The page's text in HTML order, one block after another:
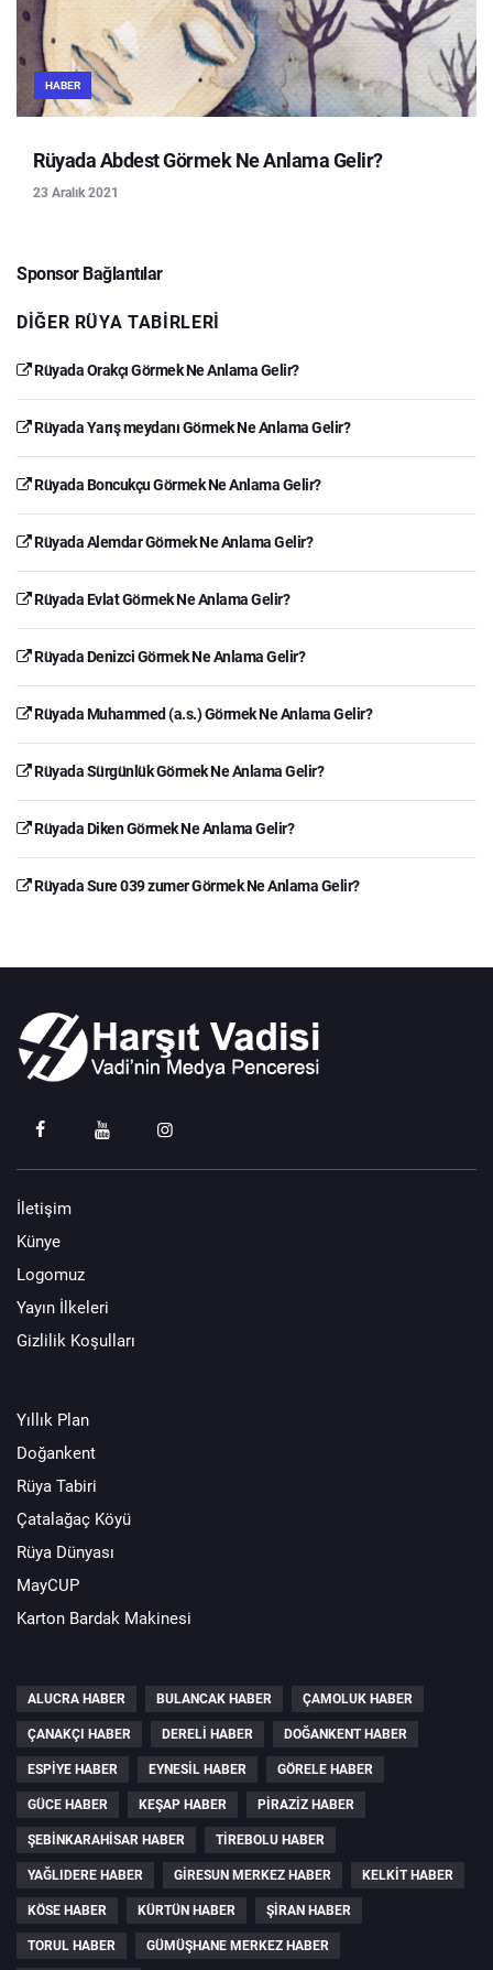
HABER
Rüyada Abdest Görmek Ne Anlama Gelir?
23 Aralık 2021
Sponsor Bağlantılar
DIĞER RÜYA TABIRLERI
Rüyada Orakçı Görmek Ne Anlama Gelir?
Rüyada Yarış meydanı Görmek Ne Anlama Gelir?
Rüyada Boncukçu Görmek Ne Anlama Gelir?
Rüyada Alemdar Görmek Ne Anlama Gelir?
Rüyada Evlat Görmek Ne Anlama Gelir?
Rüyada Denizci Görmek Ne Anlama Gelir?
Rüyada Muhammed (a.s.) Görmek Ne Anlama Gelir?
Rüyada Sürgünlük Görmek Ne Anlama Gelir?
Rüyada Diken Görmek Ne Anlama Gelir?
Rüyada Sure 039 zumer Görmek Ne Anlama Gelir?
İletişim
Künye
Logomuz
Yayın İlkeleri
Gizlilik Koşulları
Yıllık Plan
Doğankent
Rüya Tabiri
Çatalağaç Köyü
Rüya Dünyası
MayCUP
Karton Bardak Makinesi
ALUCRA HABER BULANCAK HABER ÇAMOLUK HABER
ÇANAKÇI HABER DERELI HABER DOĞANKENT HABER
ESPIYE HABER EYNESIL HABER GÖRELE HABER
GÜCE HABER KEŞAP HABER PIRAZIZ HABER
ŞEBINKARAHISAR HABER TIREBOLU HABER
YAĞLIDERE HABER GIRESUN MERKEZ HABER KELKIT HABER
KÖSE HABER KÜRTÜN HABER ŞIRAN HABER
TORUL HABER GÜMÜŞHANE MERKEZ HABER